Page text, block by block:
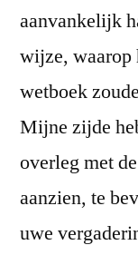
aanvankelijk
wijze, waarop
wetboek
Mijne zijde
overleg met
aanzien, te
uwe